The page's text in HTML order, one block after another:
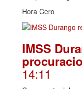
Hora Cero
IMSS
14:11